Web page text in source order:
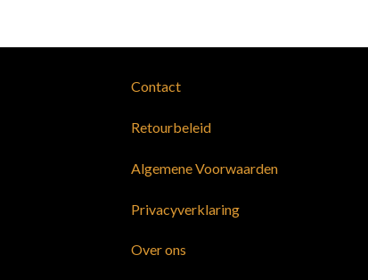
Contact
Retourbeleid
Algemene Voorwaarden
Privacyverklaring
Over ons